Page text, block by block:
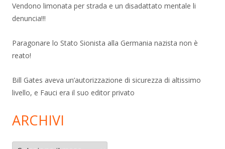
Vendono limonata per strada e un disadattato mentale li
denuncia!!!
Paragonare lo Stato Sionista alla Germania nazista non è
reato!
Bill Gates aveva un’autorizzazione di sicurezza di altissimo
livello, e Fauci era il suo editor privato
ARCHIVI